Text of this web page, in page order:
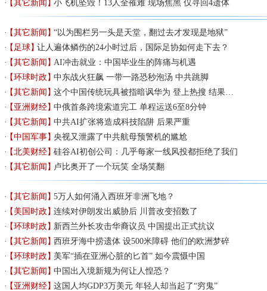
【其它新闻】小飞机坠毁！13人全罹难 现场焦黑 仅寻回4遗体
【其它新闻】“以为围栏另一头是天堂，翻过去才发现是地狱”
【足球】让人遍体鳞伤的24小时过后，国际足协如何走下去？
【其它新闻】AI冲击就业：中国毕业生的阵痛与机遇
【环球时政】中东战火狂飙 一带一路恐秒泡汤 中共跳脚
【其它新闻】这个中国传统玩具被指暗讽华为 登上热搜 结果…
【亚洲财经】中俄首条跨境索道完工 单程运送6至8分钟
【其它新闻】中共AI扩张将造成科技陷阱 后果严重
【中国军事】央视又泄露了中共航母预警机的尴尬
【北美财经】硅谷AI初创公司：几乎每家一线风投都拒绝了我们
【其它新闻】卢比奥开了一个玩笑 全场笑翻
【其它新闻】5万人如何涌入西班牙非洲飞地？
【美国时政】连续对伊朗发出威胁后 川普改变招数了
【环球时政】新西兰外长攻击华裔议员 中国提出正式抗议
【其它新闻】西班牙海中捞遗体 设500米障碍 他们的欧洲梦碎
【环球时政】美军“插在亚洲心脏的匕首” 如今震慑中国
【其它新闻】中国出入境新规为何让人惶恐？
【亚洲财经】这国人均GDP3万美元 年轻人却当起了“穷鬼”